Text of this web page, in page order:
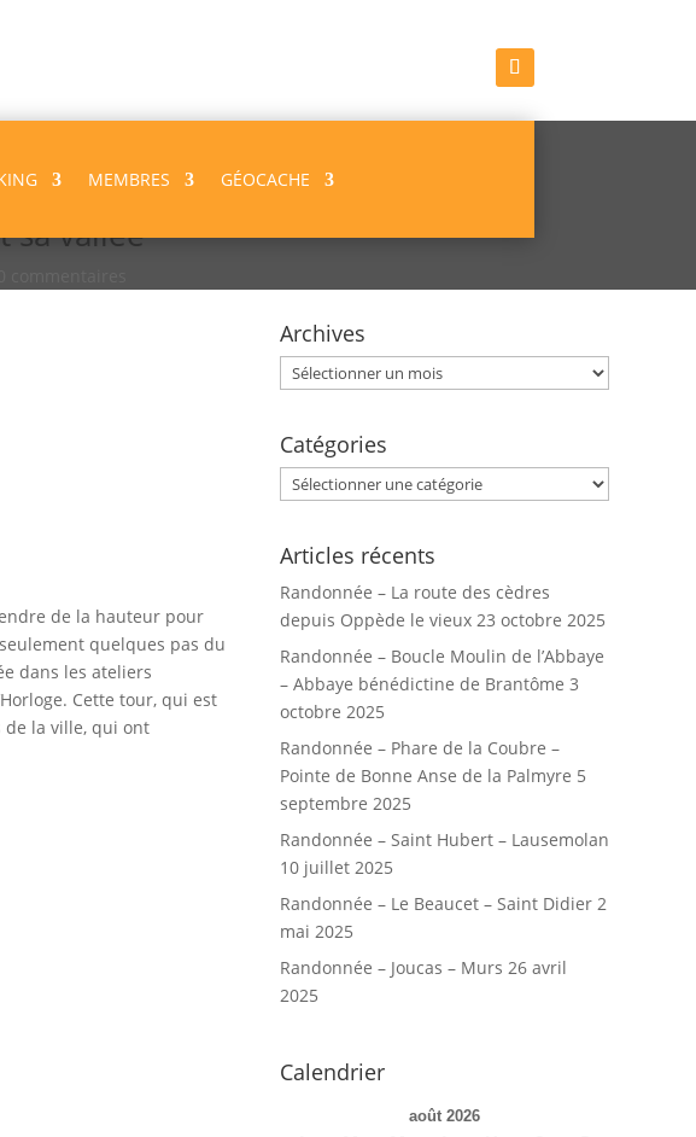
MEMBRES GÉOCACHE
sa vallée
de la hauteur pour
quelques pas du
dans les ateliers
Cette tour, qui est
la ville, qui ont
Archives
Archives
Catégories
Catégories
Articles récents
Randonnée – La route des cèdres
depuis Oppède le vieux 23 octobre 2025
Randonnée – Boucle Moulin de l’Abbaye
– Abbaye bénédictine de Brantôme 3
octobre 2025
Randonnée – Phare de la Coubre –
Pointe de Bonne Anse de la Palmyre 5
septembre 2025
Randonnée – Saint Hubert – Lausemolan
10 juillet 2025
Randonnée – Le Beaucet – Saint Didier 2
mai 2025
Randonnée – Joucas – Murs 26 avril
2025
Calendrier
août 2026